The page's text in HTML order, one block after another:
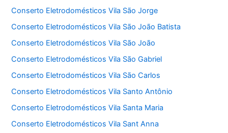
Conserto Eletrodomésticos Vila São Jorge
Conserto Eletrodomésticos Vila São João Batista
Conserto Eletrodomésticos Vila São João
Conserto Eletrodomésticos Vila São Gabriel
Conserto Eletrodomésticos Vila São Carlos
Conserto Eletrodomésticos Vila Santo Antônio
Conserto Eletrodomésticos Vila Santa Maria
Conserto Eletrodomésticos Vila Sant Anna